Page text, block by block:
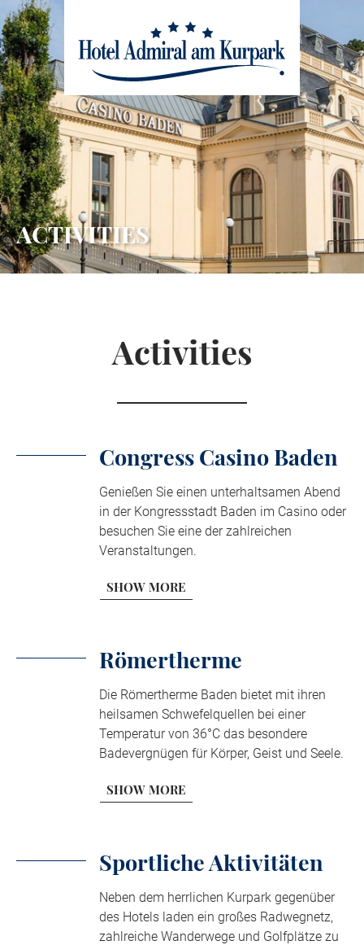
skip to main content
ACTIVITIES
Activities
Congress Casino Baden
Genießen Sie einen unterhaltsamen Abend
in der Kongressstadt Baden im Casino oder
besuchen Sie eine der zahlreichen
Veranstaltungen.
SHOW MORE
Römertherme
Die Römertherme Baden bietet mit ihren
heilsamen Schwefelquellen bei einer
Temperatur von 36°C das besondere
Badevergnügen für Körper, Geist und Seele.
SHOW MORE
Sportliche Aktivitäten
Neben dem herrlichen Kurpark gegenüber
des Hotels laden ein großes Radwegnetz,
zahlreiche Wanderwege und Golfplätze zu